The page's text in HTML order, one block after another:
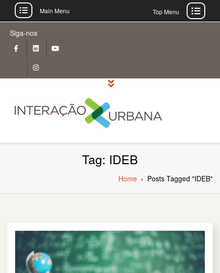
content
Siga-nos
Main Menu Top Menu
Tag: IDEB
Home › Posts Tagged "IDEB"